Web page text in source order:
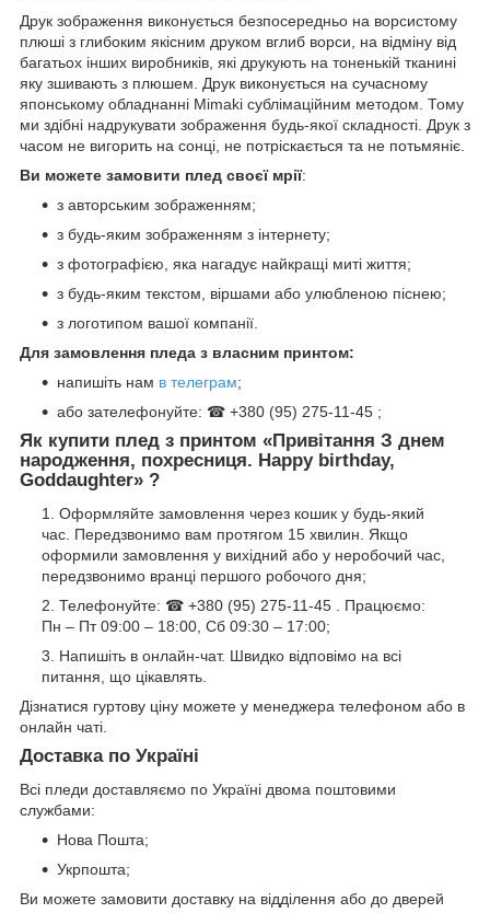
Друк зображення виконується безпосередньо на ворсистому
плюші з глибоким якісним друком вглиб ворси, на відміну від
багатьох інших виробників, які друкують на тоненькій тканині
яку зшивають з плюшем. Друк виконується на сучасному
японському обладнанні Mimaki сублімаційним методом. Тому
ми здібні надрукувати зображення будь-якої складності. Друк з
часом не вигорить на сонці, не потріскається та не потьмяніє.
Ви можете замовити плед своєї мрії:
з авторським зображенням;
з будь-яким зображенням з інтернету;
з фотографією, яка нагадує найкращі миті життя;
з будь-яким текстом, віршами або улюбленою піснею;
з логотипом вашої компанії.
Для замовлення пледа з власним принтом:
напишіть нам в телеграм;
або зателефонуйте: ☎ +380 (95) 275-11-45 ;
Як купити плед з принтом «Привітання З днем
народження, похресниця. Happy birthday,
Goddaughter» ?
Оформляйте замовлення через кошик у будь-який
час. Передзвонимо вам протягом 15 хвилин. Якщо
оформили замовлення у вихідний або у неробочий час,
передзвонимо вранці першого робочого дня;
Телефонуйте: ☎ +380 (95) 275-11-45 . Працюємо:
Пн – Пт 09:00 – 18:00, Сб 09:30 – 17:00;
Напишіть в онлайн-чат. Швидко відповімо на всі
питання, що цікавлять.
Дізнатися гуртову ціну можете у менеджера телефоном або в
онлайн чаті.
Доставка по Україні
Всі пледи доставляємо по Україні двома поштовими
службами:
Нова Пошта;
Укрпошта;
Ви можете замовити доставку на відділення або до дверей